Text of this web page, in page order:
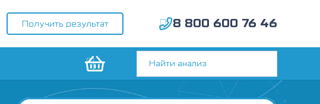
Получить результат 8 800 600 76 46